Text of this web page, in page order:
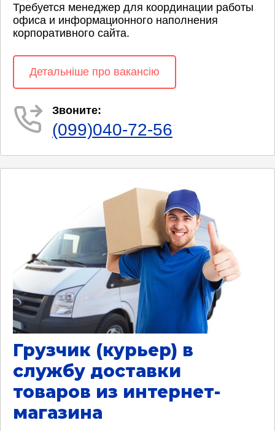
Требуется менеджер для координации работы
офиса и информационного наполнения
корпоративного сайта.
Детальніше про вакансію
Звоните:
(099)040-72-56
Грузчик (курьер) в
службу доставки
товаров из интернет-
магазина